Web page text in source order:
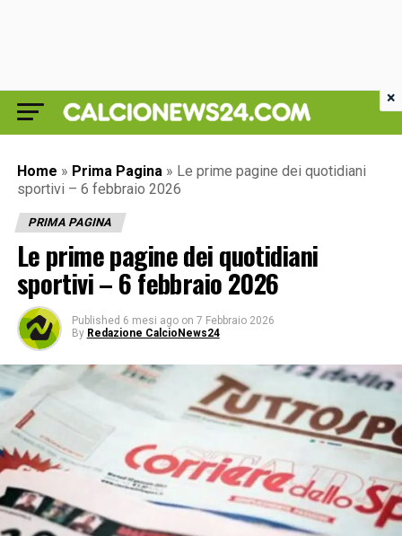
Home » Prima Pagina » Le prime pagine dei quotidiani
sportivi – 6 febbraio 2026
PRIMA PAGINA
Le prime pagine dei quotidiani
sportivi – 6 febbraio 2026
Published 6 mesi ago on 7 Febbraio 2026
By Redazione CalcioNews24
×